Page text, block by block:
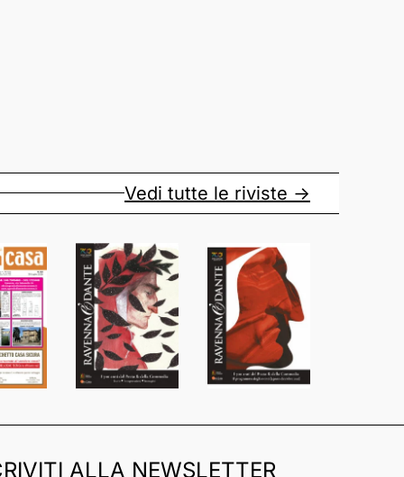
Vedi tutte le riviste ->
ALLA NEWSLETTER